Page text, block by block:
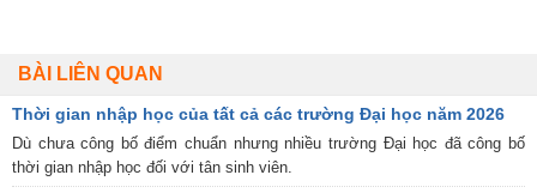
BÀI LIÊN QUAN
Thời gian nhập học của tất cả các trường Đại học năm 2026
Dù chưa công bố điểm chuẩn nhưng nhiều trường Đại học đã công bố
thời gian nhập học đối với tân sinh viên.